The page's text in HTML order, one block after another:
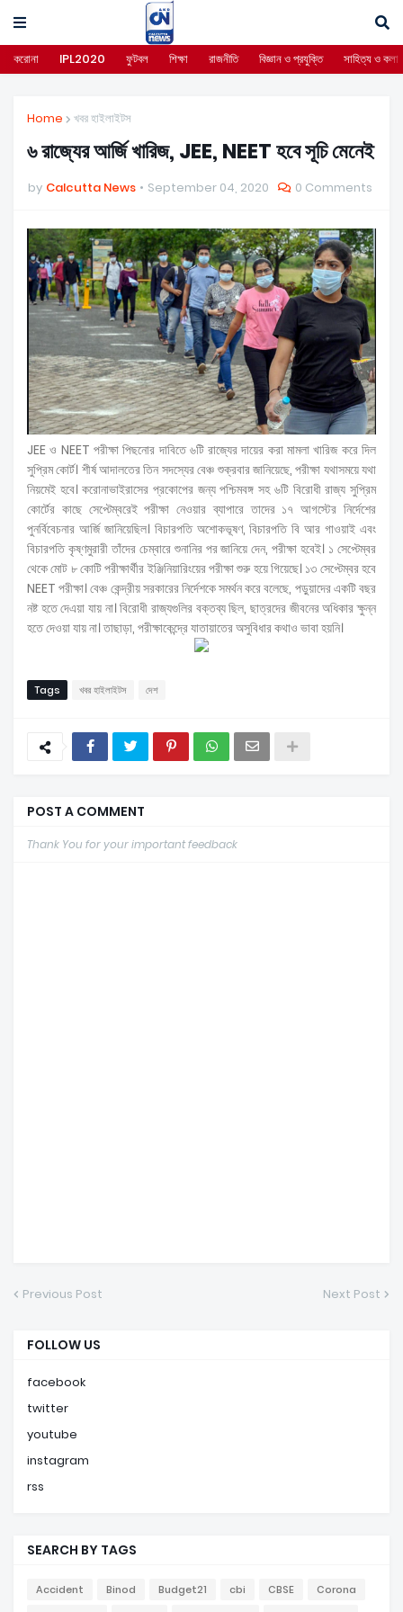
করোনা IPL2020 ফুটবল শিক্ষা রাজনীতি বিজ্ঞান ও প্রযুক্তি সাহিত্য ও কলা
Home খবর হাইলাইটস
৬ রাজ্যের আর্জি খারিজ, JEE, NEET হবে সূচি মেনেই
by Calcutta News September 04, 2020 0 Comments
JEE ও NEET পরীক্ষা পিছনোর দাবিতে ৬টি রাজ্যের দায়ের করা মামলা খারিজ করে দিল
সুপ্রিম কোর্ট। শীর্ষ আদালতের তিন সদস্যের বেঞ্চ শুক্রবার জানিয়েছে, পরীক্ষা যথাসময়ে যথা
নিয়মেই হবে। করোনাভাইরাসের প্রকোপের জন্য পশ্চিমবঙ্গ সহ ৬টি বিরোধী রাজ্য সুপ্রিম
কোর্টের কাছে সেপ্টেম্বরেই পরীক্ষা নেওয়ার ব্যাপারে তাদের ১৭ আগস্টের নির্দেশের
পুনর্বিবেচনার আর্জি জানিয়েছিল। বিচারপতি অশোকভূষণ, বিচারপতি বি আর গাওয়াই এবং
বিচারপতি কৃষ্ণমুরারী তাঁদের চেম্বারে শুনানির পর জানিয়ে দেন, পরীক্ষা হবেই। ১ সেপ্টেম্বর
থেকে মোট ৮ কোটি পরীক্ষার্থীর ইঞ্জিনিয়ারিংয়ের পরীক্ষা শুরু হয়ে গিয়েছে। ১৩ সেপ্টেম্বর হবে
NEET পরীক্ষা। বেঞ্চ কেন্দ্রীয় সরকারের নির্দেশকে সমর্থন করে বলেছে, পড়ুয়াদের একটি বছর
নষ্ট হতে দেএয়া যায় না। বিরোধী রাজ্যগুলির বক্তব্য ছিল, ছাত্রদের জীবনের অধিকার ক্ষুন্ন
হতে দেওয়া যায় না। তাছাড়া, পরীক্ষাকেন্দ্রে যাতায়াতের অসুবিধার কথাও ভাবা হয়নি।
Tags খবর হাইলাইটস দেশ
POST A COMMENT
Thank You for your important feedback
Previous Post Next Post
FOLLOW US
facebook
twitter
youtube
instagram
rss
SEARCH BY TAGS
Accident Binod Budget21 cbi CBSE
Corona